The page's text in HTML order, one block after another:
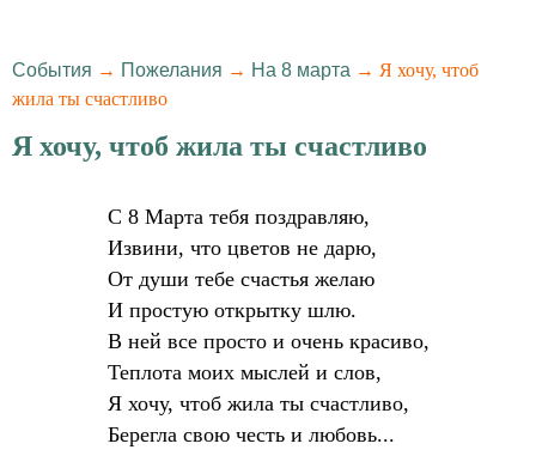
События → Пожелания → На 8 марта → Я хочу, чтоб
жила ты счастливо
Я хочу, чтоб жила ты счастливо
С 8 Марта тебя поздравляю,
Извини, что цветов не дарю,
От души тебе счастья желаю
И простую открытку шлю.
В ней все просто и очень красиво,
Теплота моих мыслей и слов,
Я хочу, чтоб жила ты счастливо,
Берегла свою честь и любовь...